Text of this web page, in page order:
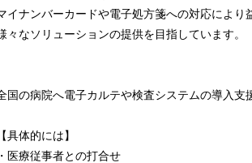
イナンバーカードや電子処方箋への対応によ
々なソリューションの提供を目指しています。
国の病院へ電子カルテや検査システムの導入支
【具体的には】
・医療従事者との打合せ